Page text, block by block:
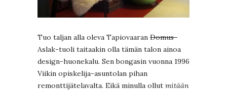
Tuo taljan alla oleva Tapiovaaran Domus-
Aslak-tuoli taitaakin olla tämän talon ainoa
design-huonekalu. Sen bongasin vuonna 1996
Viikin opiskelija-asuntolan pihan
remonttijätelavalta. Eikä minulla ollut mitään